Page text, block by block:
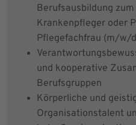
Berufsausbildung
Krankenpfleger oder
Pflegefachfrau (m/w/
und kooperative
Berufsgruppen
Körperliche und
Organisationstalent